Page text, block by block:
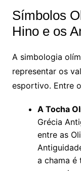
Símbolos
Hino e os
A simbologia
representar os
esportivo. Entre
A Tocha
Grécia
entre as
a chama é